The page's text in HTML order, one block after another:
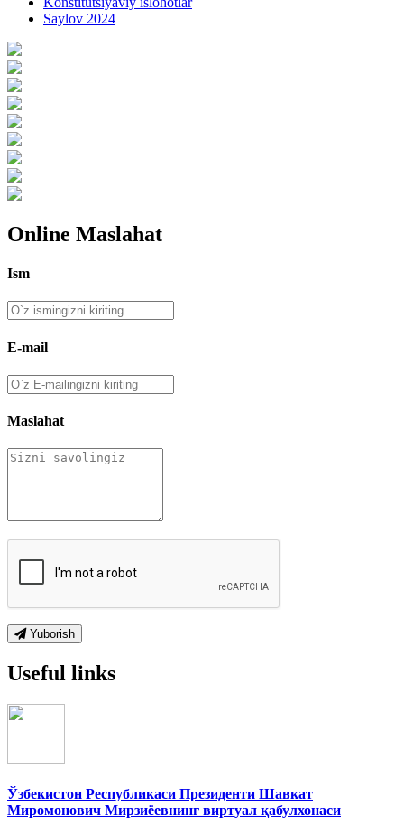
Saylov 2024
Online Maslahat
Ism
E-mail
Maslahat
Yuborish
Useful links
Ўзбекистон Республикаси Президенти Шавкат
Миромонович Мирзиёевнинг виртуал қабулхонаси